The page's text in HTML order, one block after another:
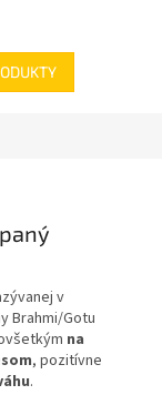
v
Brahmi/Gotu
na
, pozitívne
.